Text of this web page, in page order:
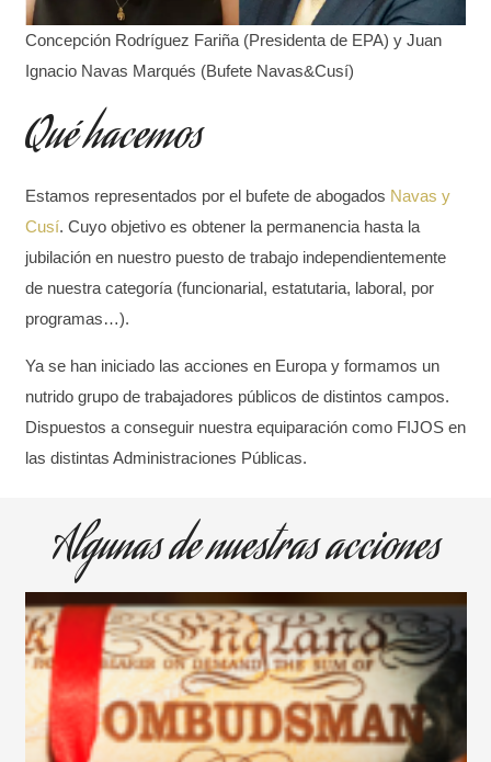
Concepción Rodríguez Fariña (Presidenta de EPA) y Juan
Ignacio Navas Marqués (Bufete Navas&Cusí)
Qué hacemos
Estamos representados por el bufete de abogados Navas y
Cusí. Cuyo objetivo es obtener la permanencia hasta la
jubilación en nuestro puesto de trabajo independientemente
de nuestra categoría (funcionarial, estatutaria, laboral, por
programas…).
Ya se han iniciado las acciones en Europa y formamos un
nutridogrupo de trabajadores públicos de distintos campos.
Dispuestos a conseguir nuestra equiparacióncomo FIJOS en
las distintas Administraciones Públicas.
Algunas de nuestras acciones